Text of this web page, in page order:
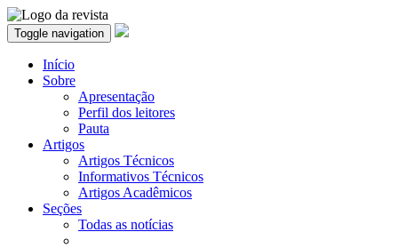
Toggle navigation
Início
Sobre
Apresentação
Perfil dos leitores
Pauta
Artigos
Artigos Técnicos
Informativos Técnicos
Artigos Acadêmicos
Seções
Todas as notícias